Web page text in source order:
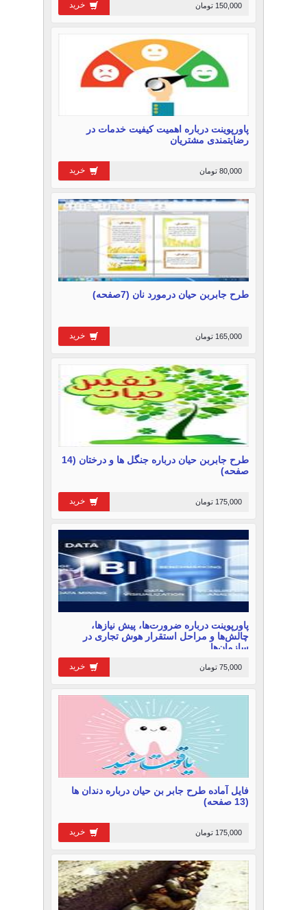
خرید 150,000 تومان
پاورپوینت درباره اهمیت کیفیت خدمات در
رضایتمندی مشتریان
خرید 80,000 تومان
طرح جابربن حیان درمورد نان (7صفحه)
خرید 165,000 تومان
طرح جابربن حیان درباره جنگل ها و درختان (14
صفحه)
خرید 175,000 تومان
پاورپوینت درباره ضرورت‌ها، پیش نیازها،
چالش‌ها و مراحل استقرار هوش تجاری در
سازمان‌ها
خرید 75,000 تومان
فایل آماده طرح جابر بن حیان درباره دندان ها
(13 صفحه)
خرید 175,000 تومان